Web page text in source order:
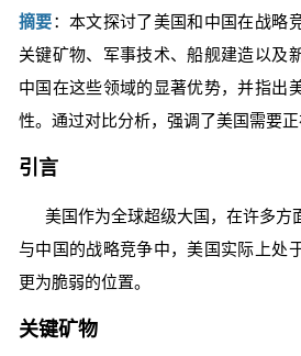
摘要：本文探讨了美国和中国在战略
关键矿物、军事技术、船舰建造以及
中国在这些领域的显著优势，并指出
性。通过对比分析，强调了美国需要正
引言
美国作为全球超级大国，在许多方
与中国的战略竞争中，美国实际上处
更为脆弱的位置。
关键矿物